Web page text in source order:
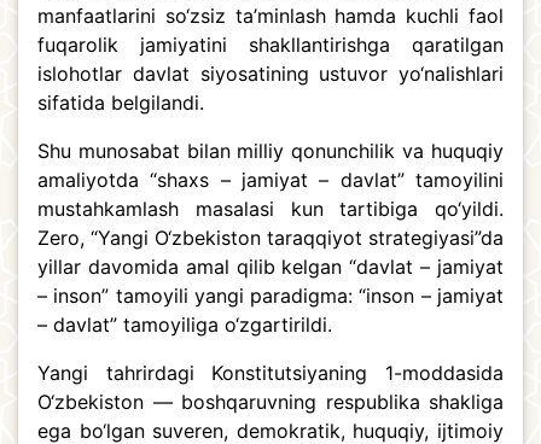
manfaatlarini so‘zsiz ta’minlash hamda kuchli faol
fuqarolik jamiyatini shakllantirishga qaratilgan
islohotlar davlat siyosatining ustuvor yo‘nalishlari
sifatida belgilandi.
Shu munosabat bilan milliy qonunchilik va huquqiy
amaliyotda “shaxs – jamiyat – davlat” tamoyilini
mustahkamlash masalasi kun tartibiga qo‘yildi.
Zero, “Yangi O‘zbekiston taraqqiyot strategiyasi”da
yillar davomida amal qilib kelgan “davlat – jamiyat
– inson” tamoyili yangi paradigma: “inson – jamiyat
– davlat” tamoyiliga o‘zgartirildi.
Yangi tahrirdagi Konstitutsiyaning 1-moddasida
O‘zbekiston — boshqaruvning respublika shakliga
ega bo‘lgan suveren, demokratik, huquqiy, ijtimoiy